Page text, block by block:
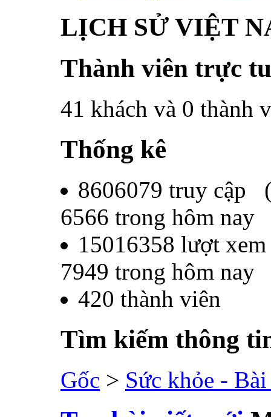
LỊCH SỬ VIỆT
Thành viên trực
41 khách và 0 thành
Thống kê
8606079 truy cập
6566 trong hôm nay
15016358 lượt xem
7949 trong hôm nay
420 thành viên
Tìm kiếm thông
Gốc > Sức khỏe -